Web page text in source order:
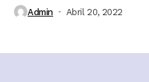
Admin Abril 20, 2022